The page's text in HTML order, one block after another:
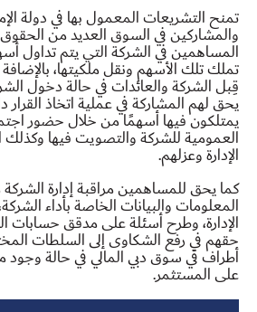
تمنح التشريعات المعمول بها في دولة
والمشاركين في السوق العديد من الحقوق
المساهمين في الشركة التي يتم تداول
تملك تلك الأسهم ونقل ملكيتها، بالإضافة
قِبل الشركة والعائدات في حالة دخول
يحق لهم المشاركة في عملية اتخاذ
يمتلكون فيها أسهمًا من خلال حضور
العمومية للشركة والتصويت فيها
الإدارة وعزلهم.
كما يحق للمساهمين مراقبة إدارة
المعلومات والبيانات الخاصة بأداء
الإدارة، وطرح أسئلة على مدقق حسابات
حقهم في رفع الشكاوى إلى السلطات
أطراف في سوق دبي المالي في حالة وجود
على المستثمر.